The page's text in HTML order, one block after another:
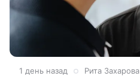
1 день назад Рита Захарова